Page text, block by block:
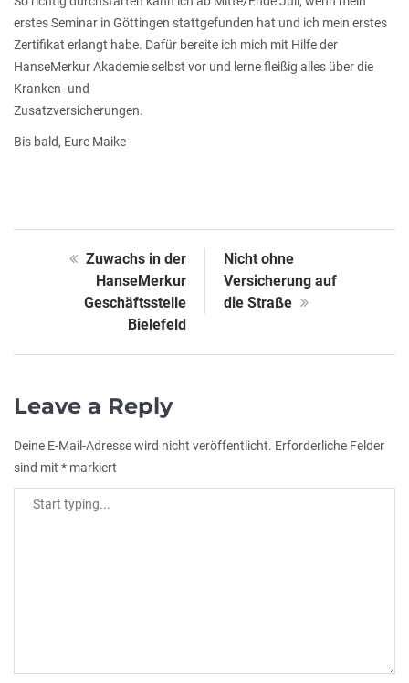
erstes Seminar in Göttingen stattgefunden hat und ich mein erstes
Zertifikat erlangt habe. Dafür bereite ich mich mit Hilfe der
HanseMerkur Akademie selbst vor und lerne fleißig alles über die
Kranken- und
Zusatzversicherungen.
Bis bald, Eure Maike
Zuwachs in der
HanseMerkur
Geschäftsstelle
Bielefeld
Nicht ohne
Versicherung auf
die Straße
Leave a Reply
Deine E-Mail-Adresse wird nicht veröffentlicht. Erforderliche Felder
sind mit * markiert